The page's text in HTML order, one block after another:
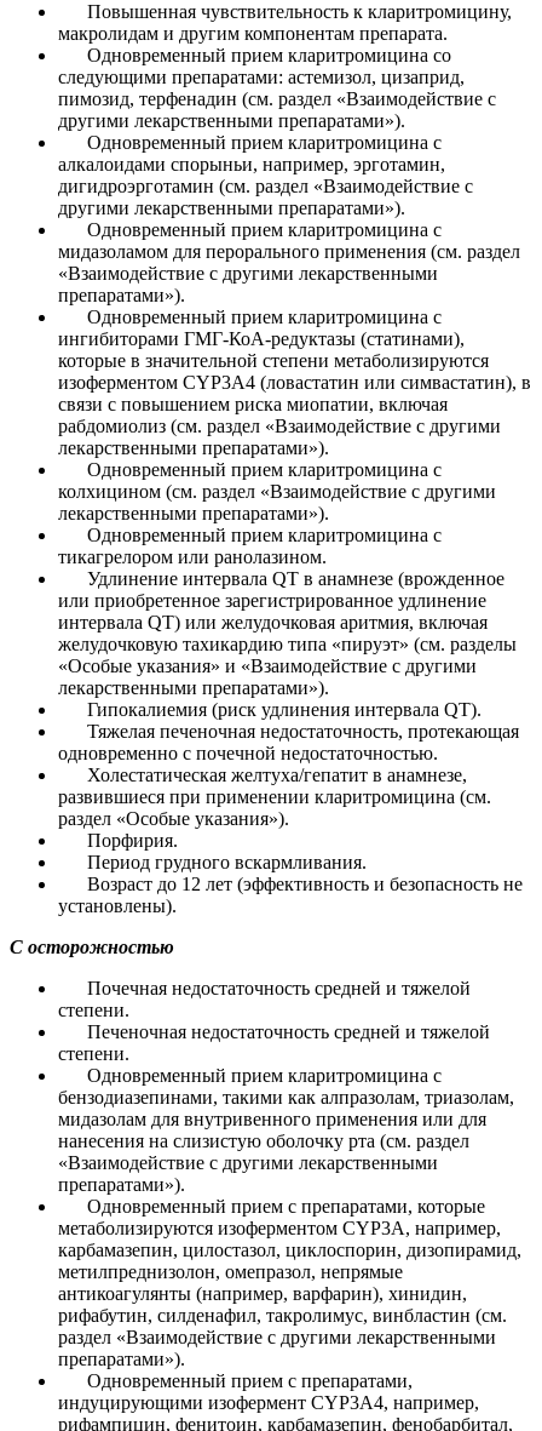
Повышенная чувствительность к кларитромицину,
макролидам и другим компонентам препарата.
Одновременный прием кларитромицина со
следующими препаратами: астемизол, цизаприд,
пимозид, терфенадин (см. раздел «Взаимодействие с
другими лекарственными препаратами»).
Одновременный прием кларитромицина с
алкалоидами спорыньи, например, эрготамин,
дигидроэрготамин (см. раздел «Взаимодействие с
другими лекарственными препаратами»).
Одновременный прием кларитромицина с
мидазоламом для перорального применения (см. раздел
«Взаимодействие с другими лекарственными
препаратами»).
Одновременный прием кларитромицина с
ингибиторами ГМГ-КоА-редуктазы (статинами),
которые в значительной степени метаболизируются
изоферментом CYP3A4 (ловастатин или симвастатин), в
связи с повышением риска миопатии, включая
рабдомиолиз (см. раздел «Взаимодействие с другими
лекарственными препаратами»).
Одновременный прием кларитромицина с
колхицином (см. раздел «Взаимодействие с другими
лекарственными препаратами»).
Одновременный прием кларитромицина с
тикагрелором или ранолазином.
Удлинение интервала QT в анамнезе (врожденное
или приобретенное зарегистрированное удлинение
интервала QT) или желудочковая аритмия, включая
желудочковую тахикардию типа «пируэт» (см. разделы
«Особые указания» и «Взаимодействие с другими
лекарственными препаратами»).
Гипокалиемия (риск удлинения интервала QT).
Тяжелая печеночная недостаточность, протекающая
одновременно с почечной недостаточностью.
Холестатическая желтуха/гепатит в анамнезе,
развившиеся при применении кларитромицина (см.
раздел «Особые указания»).
Порфирия.
Период грудного вскармливания.
Возраст до 12 лет (эффективность и безопасность не
установлены).
С осторожностью
Почечная недостаточность средней и тяжелой
степени.
Печеночная недостаточность средней и тяжелой
степени.
Одновременный прием кларитромицина с
бензодиазепинами, такими как алпразолам, триазолам,
мидазолам для внутривенного применения или для
нанесения на слизистую оболочку рта (см. раздел
«Взаимодействие с другими лекарственными
препаратами»).
Одновременный прием с препаратами, которые
метаболизируются изоферментом CYP3A, например,
карбамазепин, цилостазол, циклоспорин, дизопирамид,
метилпреднизолон, омепразол, непрямые
антикоагулянты (например, варфарин), хинидин,
рифабутин, силденафил, такролимус, винбластин (см.
раздел «Взаимодействие с другими лекарственными
препаратами»).
Одновременный прием с препаратами,
индуцирующими изофермент CYP3A4, например,
рифампицин, фенитоин, карбамазепин, фенобарбитал,